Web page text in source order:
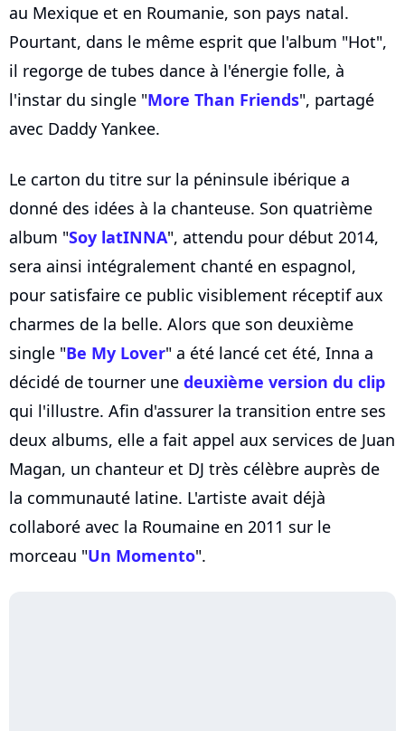
au Mexique et en Roumanie, son pays natal.
Pourtant, dans le même esprit que l'album "Hot",
il regorge de tubes dance à l'énergie folle, à
l'instar du single "More Than Friends", partagé
avec Daddy Yankee.
Le carton du titre sur la péninsule ibérique a
donné des idées à la chanteuse. Son quatrième
album "Soy latINNA", attendu pour début 2014,
sera ainsi intégralement chanté en espagnol,
pour satisfaire ce public visiblement réceptif aux
charmes de la belle. Alors que son deuxième
single "Be My Lover" a été lancé cet été, Inna a
décidé de tourner une deuxième version du clip
qui l'illustre. Afin d'assurer la transition entre ses
deux albums, elle a fait appel aux services de Juan
Magan, un chanteur et DJ très célèbre auprès de
la communauté latine. L'artiste avait déjà
collaboré avec la Roumaine en 2011 sur le
morceau "Un Momento".